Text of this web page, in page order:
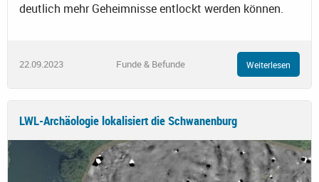
deutlich mehr Geheimnisse entlockt werden können.
22.09.2023 Funde & Befunde Weiterlesen
LWL-Archäologie lokalisiert die Schwanenburg